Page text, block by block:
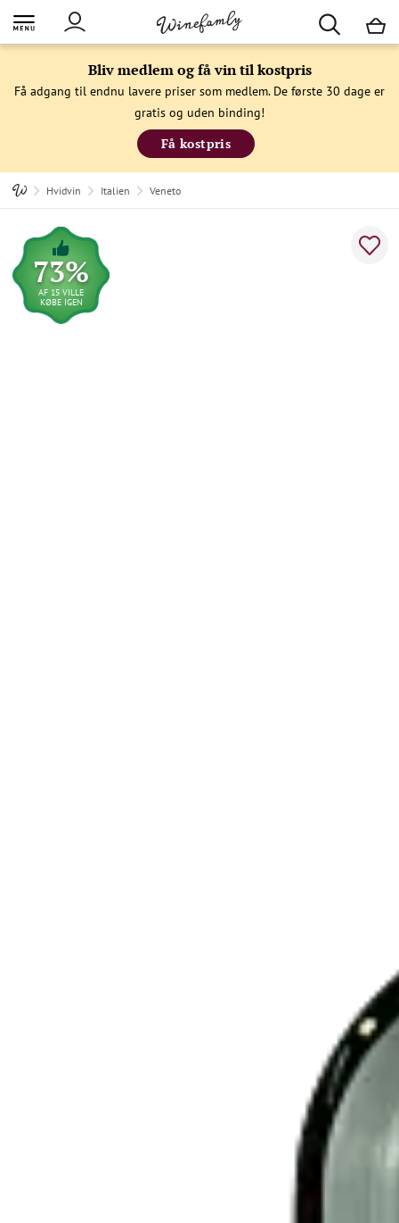
Bliv medlem og få vin til kostpris
Få adgang til endnu lavere priser som medlem. De første 30 dage er
gratis og uden binding!
Få kostpris
Hvidvin Italien Veneto
73%
AF 15 VILLE
KØBE IGEN